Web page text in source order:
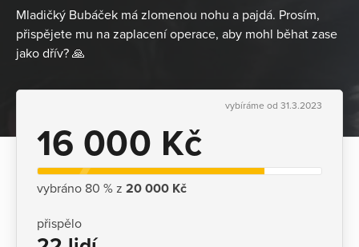
Mladičký Bubáček má zlomenou nohu a pajdá. Prosím,
přispějete mu na zaplacení operace, aby mohl běhat zase
jako dřív? 🙏
vybíráme od 31.3.2023
16 000 Kč
vybráno 80 % z 20 000 Kč
přispělo